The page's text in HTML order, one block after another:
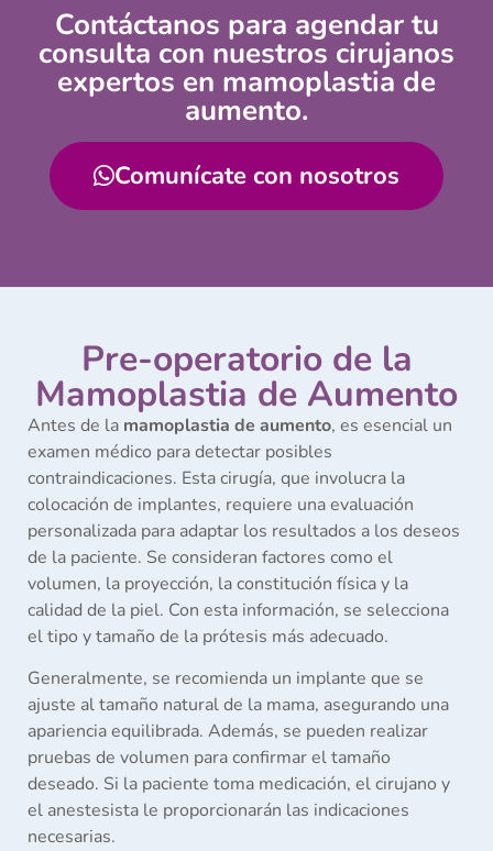
Contáctanos para agendar tu
consulta con nuestros cirujanos
expertos en mamoplastia de
aumento.
Comunícate con nosotros
Pre-operatorio de la
Mamoplastia de Aumento
Antes de la mamoplastia de aumento, es esencial un
examen médico para detectar posibles
contraindicaciones. Esta cirugía, que involucra la
colocación de implantes, requiere una evaluación
personalizada para adaptar los resultados a los deseos
de la paciente. Se consideran factores como el
volumen, la proyección, la constitución física y la
calidad de la piel. Con esta información, se selecciona
el tipo y tamaño de la prótesis más adecuado.
Generalmente, se recomienda un implante que se
ajuste al tamaño natural de la mama, asegurando una
apariencia equilibrada. Además, se pueden realizar
pruebas de volumen para confirmar el tamaño
deseado. Si la paciente toma medicación, el cirujano y
el anestesista le proporcionarán las indicaciones
necesarias.